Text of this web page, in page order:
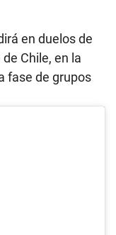
en duelos de
Chile, en la
fase de grupos